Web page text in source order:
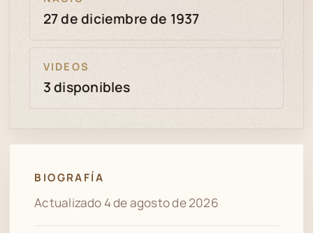
27 de diciembre de 1937
VIDEOS
3 disponibles
BIOGRAFÍA
Actualizado 4 de agosto de 2026